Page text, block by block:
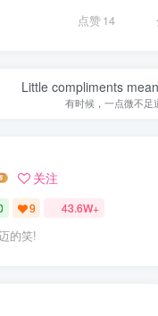
点赞14
Little compliments
有时候，一点微不足
关注
9 43.6W+
的笑!